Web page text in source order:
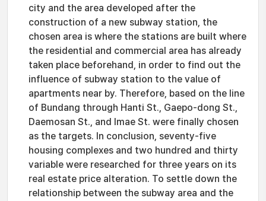
city and the area developed after the
construction of a new subway station, the
chosen area is where the stations are built where
the residential and commercial area has already
taken place beforehand, in order to find out the
influence of subway station to the value of
apartments near by. Therefore, based on the line
of Bundang through Hanti St., Gaepo-dong St.,
Daemosan St., and Imae St. were finally chosen
as the targets. In conclusion, seventy-five
housing complexes and two hundred and thirty
variable were researched for three years on its
real estate price alteration. To settle down the
relationship between the subway area and the